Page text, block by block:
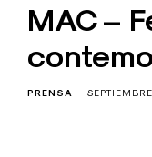
MAC –
PRENSA